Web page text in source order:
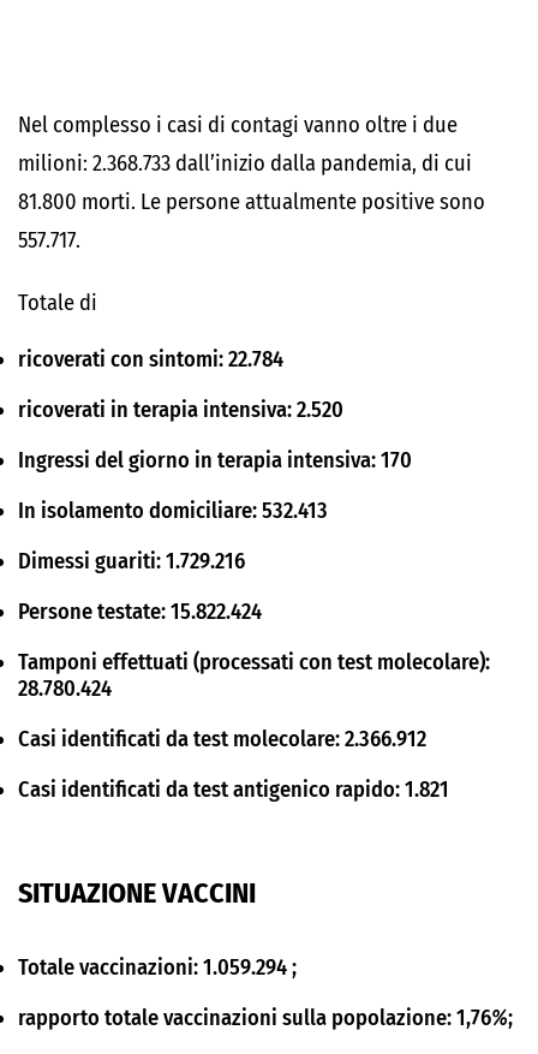
Nel complesso i casi di contagi vanno oltre i due
milioni: 2.368.733 dall’inizio dalla pandemia, di cui
81.800 morti. Le persone attualmente positive sono
557.717.
Totale di
ricoverati con sintomi: 22.784
ricoverati in terapia intensiva: 2.520
Ingressi del giorno in terapia intensiva: 170
In isolamento domiciliare: 532.413
Dimessi guariti: 1.729.216
Persone testate: 15.822.424
Tamponi effettuati (processati con test molecolare):
28.780.424
Casi identificati da test molecolare: 2.366.912
Casi identificati da test antigenico rapido: 1.821
SITUAZIONE VACCINI
Totale vaccinazioni:1.059.294 ;
rapporto totale vaccinazioni sulla popolazione:1,76%;